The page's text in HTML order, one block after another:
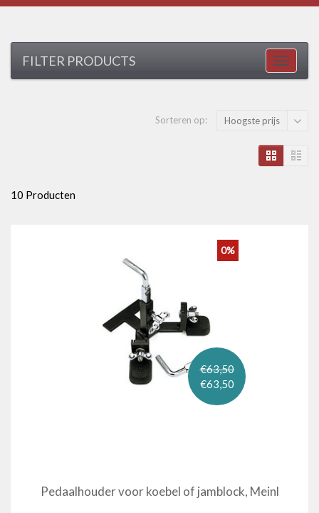
FILTER PRODUCTS
Sorteren op: Hoogste prijs
10 Producten
€63,50
€63,50
0%
Pedaalhouder voor koebel of jamblock, Meinl